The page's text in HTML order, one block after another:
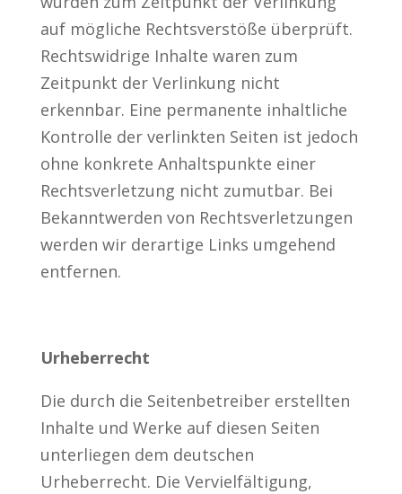
auf mögliche Rechtsverstöße überprüft.
Rechtswidrige Inhalte waren zum
Zeitpunkt der Verlinkung nicht
erkennbar. Eine permanente inhaltliche
Kontrolle der verlinkten Seiten ist jedoch
ohne konkrete Anhaltspunkte einer
Rechtsverletzung nicht zumutbar. Bei
Bekanntwerden von Rechtsverletzungen
werden wir derartige Links umgehend
entfernen.
Urheberrecht
Die durch die Seitenbetreiber erstellten
Inhalte und Werke auf diesen Seiten
unterliegen dem deutschen
Urheberrecht. Die Vervielfältigung,